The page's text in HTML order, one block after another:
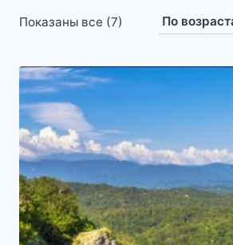
Показаны все (7)
возрастанию